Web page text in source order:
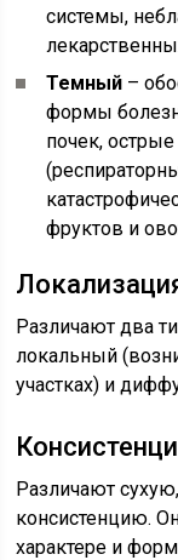
системы,
Темный –
формы
почек,
фруктов и
Различают два
локальный
участках) и
Различают
консистенцию.
характере и